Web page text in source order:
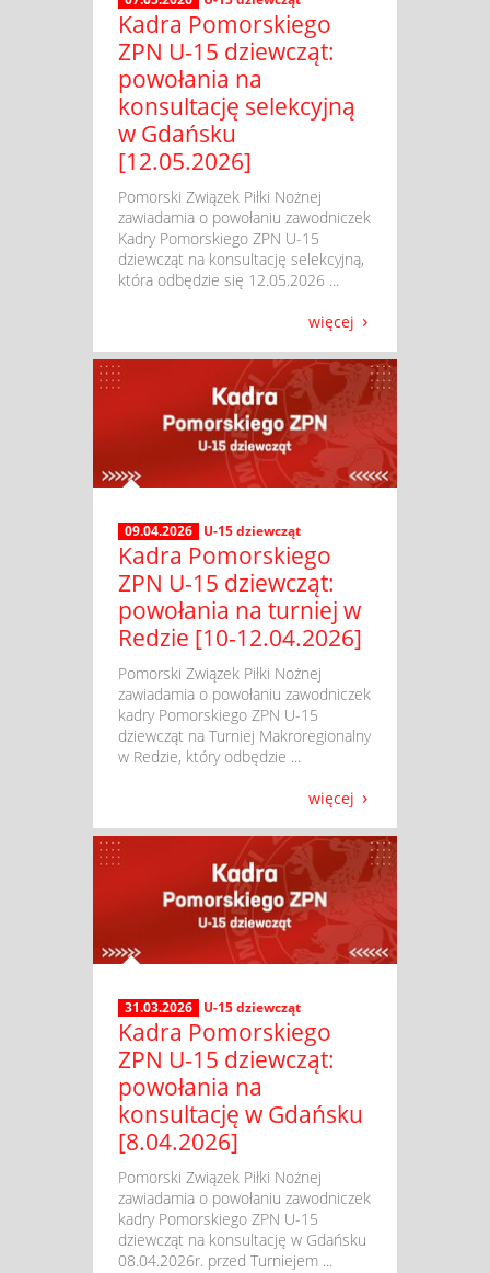
Kadra Pomorskiego
ZPN U-15 dziewcząt:
powołania na
konsultację selekcyjną
w Gdańsku
[12.05.2026]
​ Pomorski Związek Piłki Nożnej
zawiadamia o powołaniu zawodniczek
Kadry Pomorskiego ZPN U-15
dziewcząt na konsultację selekcyjną,
która odbędzie się 12.05.2026 ...
więcej
09.04.2026 U-15 dziewcząt
Kadra Pomorskiego
ZPN U-15 dziewcząt:
powołania na turniej w
Redzie [10-12.04.2026]
​ Pomorski Związek Piłki Nożnej
zawiadamia o powołaniu zawodniczek
kadry Pomorskiego ZPN U-15
dziewcząt na Turniej Makroregionalny
w Redzie, który odbędzie ...
więcej
31.03.2026 U-15 dziewcząt
Kadra Pomorskiego
ZPN U-15 dziewcząt:
powołania na
konsultację w Gdańsku
[8.04.2026]
​ Pomorski Związek Piłki Nożnej
zawiadamia o powołaniu zawodniczek
kadry Pomorskiego ZPN U-15
dziewcząt na konsultację w Gdańsku
08.04.2026r. przed Turniejem ...